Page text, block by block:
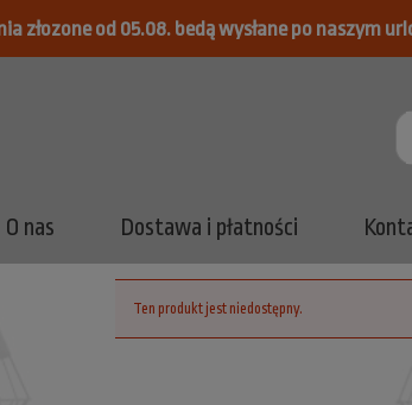
od 05.08. bedą wysłane po naszym
O nas Dostawa i płatności
Ten produkt jest niedostępny.